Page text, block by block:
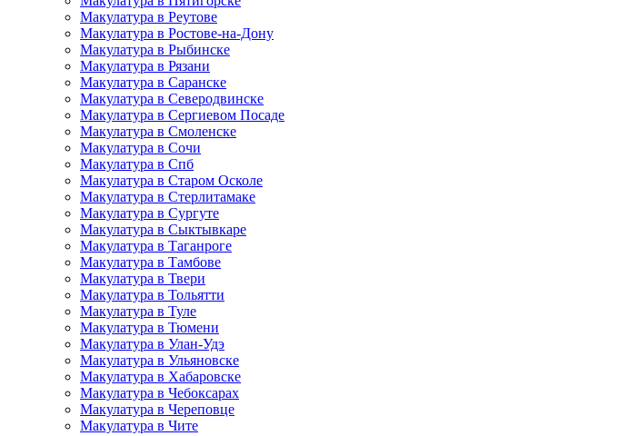
Макулатура в Реутове
Макулатура в Ростове-на-Дону
Макулатура в Рыбинске
Макулатура в Рязани
Макулатура в Саранске
Макулатура в Северодвинске
Макулатура в Сергиевом Посаде
Макулатура в Смоленске
Макулатура в Сочи
Макулатура в Спб
Макулатура в Старом Осколе
Макулатура в Стерлитамаке
Макулатура в Сургуте
Макулатура в Сыктывкаре
Макулатура в Таганроге
Макулатура в Тамбове
Макулатура в Твери
Макулатура в Тольятти
Макулатура в Туле
Макулатура в Тюмени
Макулатура в Улан-Удэ
Макулатура в Ульяновске
Макулатура в Хабаровске
Макулатура в Чебоксарах
Макулатура в Череповце
Макулатура в Чите